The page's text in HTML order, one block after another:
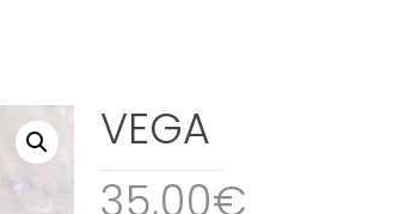
VEGA
35,00€